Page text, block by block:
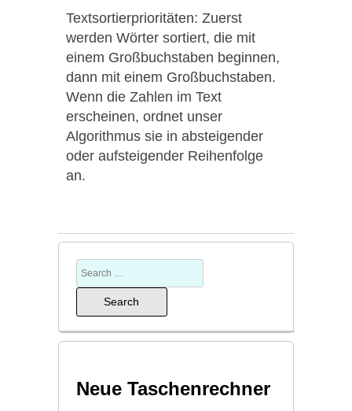
Textsortierprioritäten: Zuerst
werden Wörter sortiert, die mit
einem Großbuchstaben beginnen,
dann mit einem Großbuchstaben.
Wenn die Zahlen im Text
erscheinen, ordnet unser
Algorithmus sie in absteigender
oder aufsteigender Reihenfolge
an.
Neue Taschenrechner